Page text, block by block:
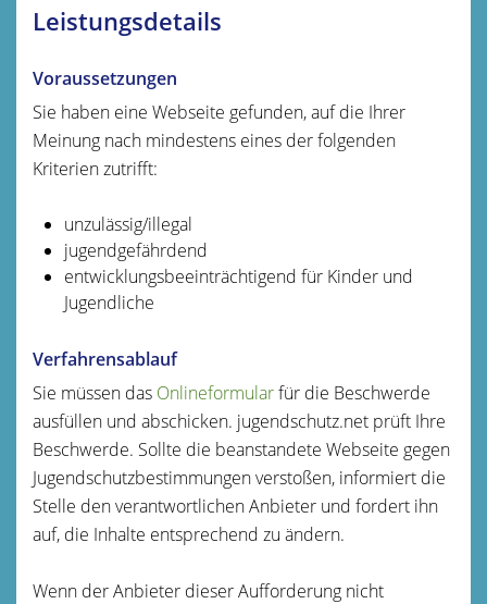
Leistungsdetails
Voraussetzungen
Sie haben eine Webseite gefunden, auf die Ihrer
Meinung nach mindestens eines der folgenden
Kriterien zutrifft:
unzulässig/illegal
jugendgefährdend
entwicklungsbeeinträchtigend für Kinder und
Jugendliche
Verfahrensablauf
Sie müssen das Onlineformularfür die Beschwerde
ausfüllen und abschicken. jugendschutz.net prüft Ihre
Beschwerde. Sollte die beanstandete Webseite gegen
Jugendschutzbestimmungen verstoßen, informiert die
Stelle den verantwortlichen Anbieter und fordert ihn
auf, die Inhalte entsprechend zu ändern.
Wenn der Anbieter dieser Aufforderung nicht